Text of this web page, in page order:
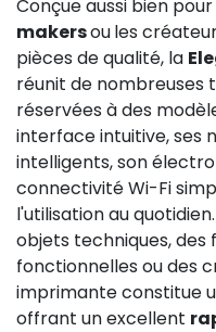
Conçue aussi bien pour
makersoules
pièces de qualité, la
réunit de nombreuses
réservées à des
interface intuitive, ses
intelligents, son
connectivité Wi-Fi
l'utilisation au
objets techniques, des
fonctionnelles ou des
imprimante constitue
offrant un excellent